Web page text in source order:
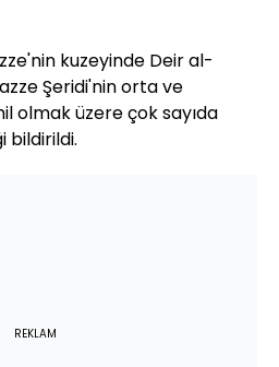
kuzeyinde Deir al-
Şeridi'nin orta ve
olmak üzere çok sayıda
bildirildi.
REKLAM